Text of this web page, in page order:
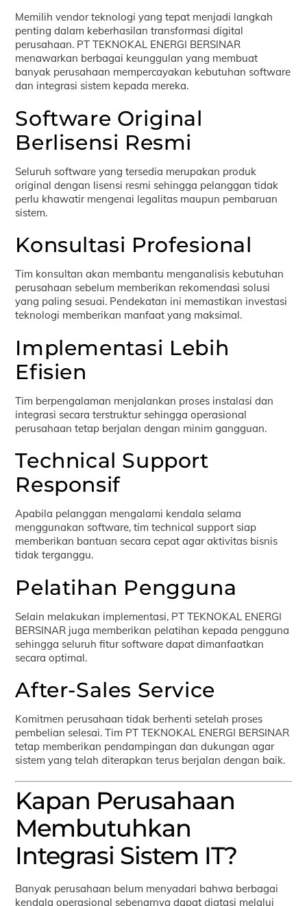
Memilih vendor teknologi yang tepat menjadi langkah
penting dalam keberhasilan transformasi digital
perusahaan. PT TEKNOKAL ENERGI BERSINAR
menawarkan berbagai keunggulan yang membuat
banyak perusahaan mempercayakan kebutuhan software
dan integrasi sistem kepada mereka.
Software Original
Berlisensi Resmi
Seluruh software yang tersedia merupakan produk
original dengan lisensi resmi sehingga pelanggan tidak
perlu khawatir mengenai legalitas maupun pembaruan
sistem.
Konsultasi Profesional
Tim konsultan akan membantu menganalisis kebutuhan
perusahaan sebelum memberikan rekomendasi solusi
yang paling sesuai. Pendekatan ini memastikan investasi
teknologi memberikan manfaat yang maksimal.
Implementasi Lebih
Efisien
Tim berpengalaman menjalankan proses instalasi dan
integrasi secara terstruktur sehingga operasional
perusahaan tetap berjalan dengan minim gangguan.
Technical Support
Responsif
Apabila pelanggan mengalami kendala selama
menggunakan software, tim technical support siap
memberikan bantuan secara cepat agar aktivitas bisnis
tidak terganggu.
Pelatihan Pengguna
Selain melakukan implementasi, PT TEKNOKAL ENERGI
BERSINAR juga memberikan pelatihan kepada pengguna
sehingga seluruh fitur software dapat dimanfaatkan
secara optimal.
After-Sales Service
Komitmen perusahaan tidak berhenti setelah proses
pembelian selesai. Tim PT TEKNOKAL ENERGI BERSINAR
tetap memberikan pendampingan dan dukungan agar
sistem yang telah diterapkan terus berjalan dengan baik.
Kapan Perusahaan
Membutuhkan
Integrasi Sistem IT?
Banyak perusahaan belum menyadari bahwa berbagai
kendala operasional sebenarnya dapat diatasi melalui